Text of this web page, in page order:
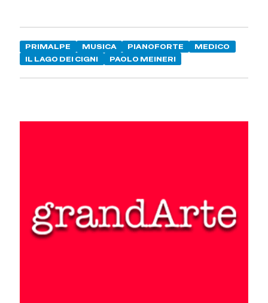
PRIMALPE MUSICA PIANOFORTE
MEDICO
IL LAGO DEI CIGNI
PAOLO MEINERI